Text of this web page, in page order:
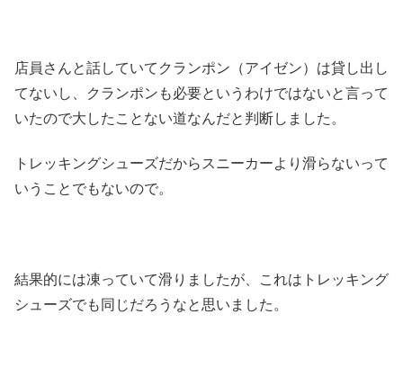
店員さんと話していてクランポン（アイゼン）は貸し出し
てないし、クランポンも必要というわけではないと言って
いたので大したことない道なんだと判断しました。
トレッキングシューズだからスニーカーより滑らないって
いうことでもないので。
結果的には凍っていて滑りましたが、これはトレッキング
シューズでも同じだろうなと思いました。